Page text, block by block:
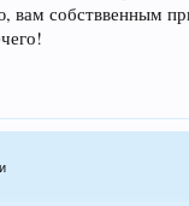
вам собстввенным